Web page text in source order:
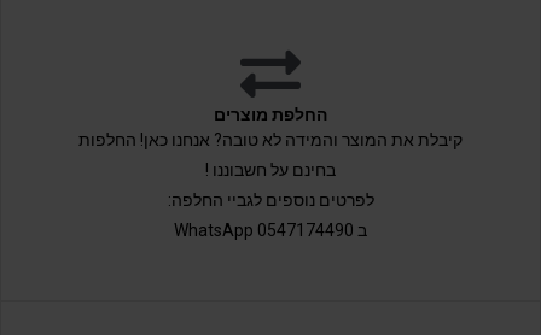
החלפת מוצרים
קיבלת את המוצר והמידה לא טובה? אנחנו כאן! החלפות
בחינם על חשבוננו !
לפרטים נוספים לגביי החלפה:
ב 0547174490 WhatsApp